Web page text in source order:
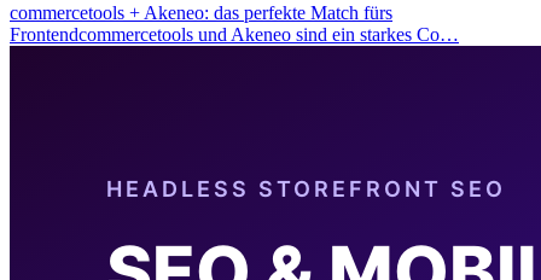
commercetools + Akeneo: das perfekte Match fürs
Frontendcommercetools und Akeneo sind ein starkes Co…